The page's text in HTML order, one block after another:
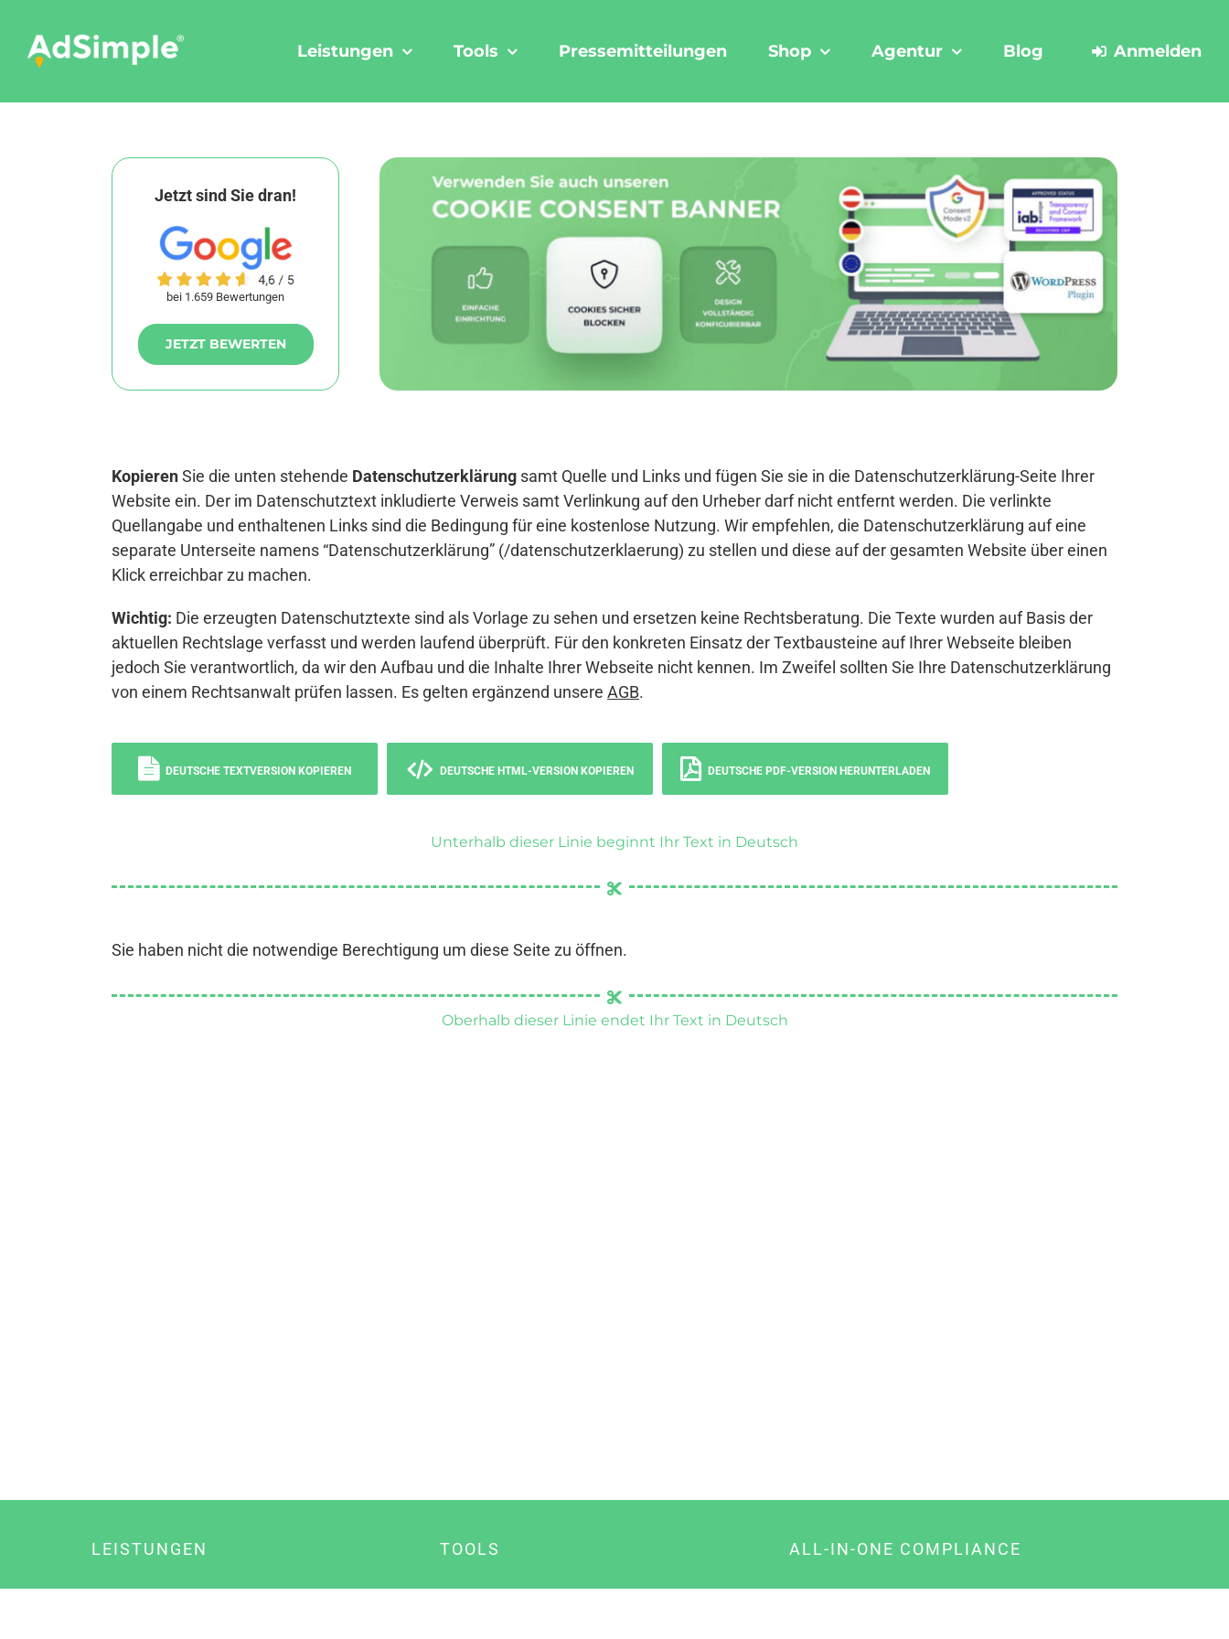
content
Leistungen Tools Pressemitteilungen Shop Agentur Blog Anmelden
Jetzt sind Sie dran!
bei 1.659 Bewertungen
JETZT BEWERTEN
KopierenSie die unten stehende Datenschutzerklärung samt Quelle und Links und fügen Sie sie in die Datenschutzerklärung-Seite Ihrer
Website ein. Der im Datenschutztext inkludierte Verweis samt Verlinkung auf den Urheber darf nicht entfernt werden. Die verlinkte
Quellangabe und enthaltenen Links sind die Bedingung für eine kostenlose Nutzung. Wir empfehlen, die Datenschutzerklärung auf eine
separate Unterseite namens “Datenschutzerklärung” (/datenschutzerklaerung) zu stellen und diese auf der gesamten Website über einen
Klick erreichbar zu machen.
Wichtig: Die erzeugten Datenschutztexte sind als Vorlage zu sehen und ersetzen keine Rechtsberatung. Die Texte wurden auf Basis der
aktuellen Rechtslage verfasst und werden laufend überprüft. Für den konkreten Einsatz der Textbausteine auf Ihrer Webseite bleiben
jedoch Sie verantwortlich, da wir den Aufbau und die Inhalte Ihrer Webseite nicht kennen. Im Zweifel sollten Sie Ihre Datenschutzerklärung
von einem Rechtsanwalt prüfen lassen. Es gelten ergänzend unsere AGB.
DEUTSCHE TEXTVERSION KOPIEREN DEUTSCHE HTML-VERSION KOPIEREN DEUTSCHE PDF-VERSION HERUNTERLADEN
Unterhalb dieser Linie beginnt Ihr Text in Deutsch
Sie haben nicht die notwendige Berechtigung um diese Seite zu öffnen.
Oberhalb dieser Linie endet Ihr Text in Deutsch
LEISTUNGEN TOOLS ALL-IN-ONE COMPLIANCE